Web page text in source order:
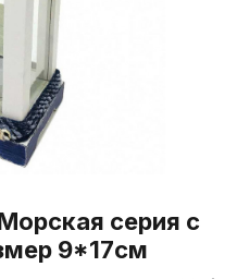
серия с
9*17см